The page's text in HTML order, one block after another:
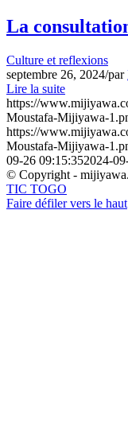
La
Culture et reflexions
septembre 26, 2024/par
Lire la suite
https://
Moustafa-Mijiyawa-
https://
Moustafa-Mijiyawa-
09-26 09:15:352024-
© Copyright -
TIC TOGO
Faire défiler vers le haut